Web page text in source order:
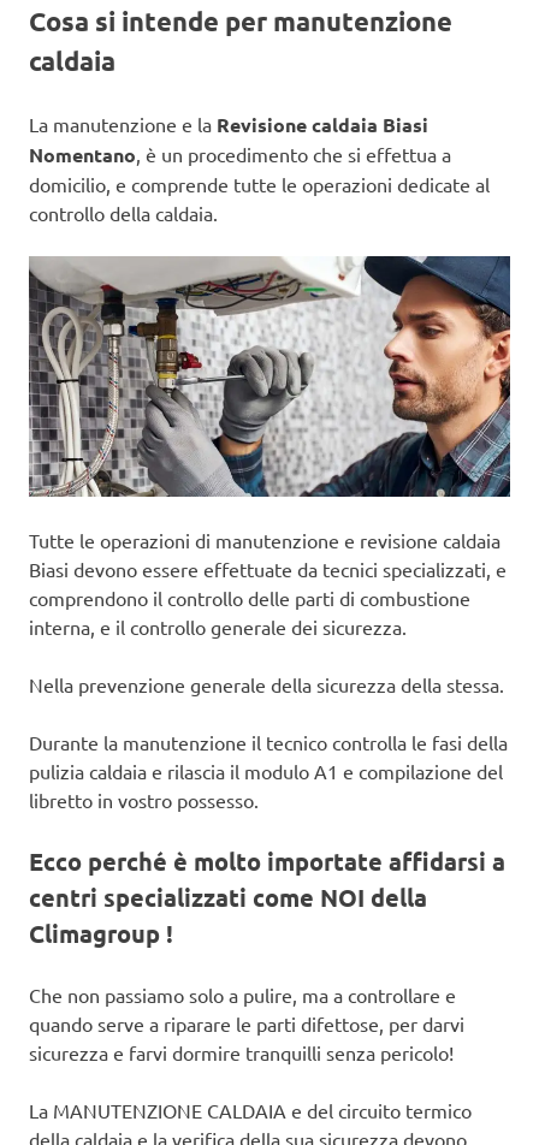
Cosa si intende per manutenzione
caldaia
La manutenzione e la Revisione caldaia Biasi
Nomentano, è un procedimento che si effettua a
domicilio, e comprende tutte le operazioni dedicate al
controllo della caldaia.
Tutte le operazioni di manutenzione e revisione caldaia
Biasi devono essere effettuate da tecnici specializzati, e
comprendono il controllo delle parti di combustione
interna, e il controllo generale dei sicurezza.
Nella prevenzione generale della sicurezza della stessa.
Durante la manutenzione il tecnico controlla le fasi della
pulizia caldaia e rilascia il modulo A1 e compilazione del
libretto in vostro possesso.
Ecco perché è molto importate affidarsi a
centri specializzati come NOI della
Climagroup !
Che non passiamo solo a pulire, ma a controllare e
quando serve a riparare le parti difettose, per darvi
sicurezza e farvi dormire tranquilli senza pericolo!
La MANUTENZIONE CALDAIA e del circuito termico
della caldaia e la verifica della sua sicurezza devono